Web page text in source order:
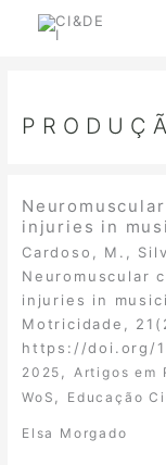
injuries in
Cardoso, M.,
Neuromuscular
injuries in
Motricidade,
https://doi.org/
2025
Artigos em
WoS
Educação
Elsa Morgado